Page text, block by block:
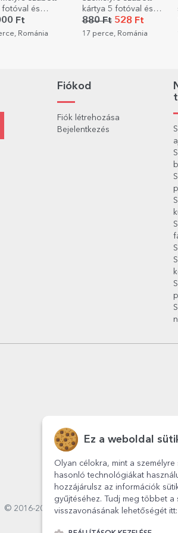
5 fotóval és
- Boldog
Ft 528 Ft
Románia
személyre szabott
szöveggel – Boldog
születésnapot!
1 441 Ft
17 perce, Románia
Fiókod
Fiók létrehozása
Bejelentkezés
© 2016-2026 StarGift Romania,
Ez a weboldal
Olyan célokra, mint a
hasonló technológiákat
hozzájárulsz az információk
gyűjtéséhez. Tudj meg többet
visszavonásának lehetőségét itt: